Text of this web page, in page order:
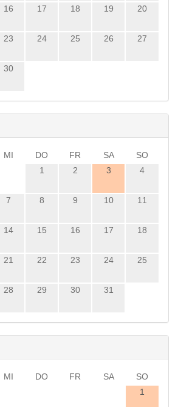
16 17 18 19 20
23 24 25 26 27
30
MI DO FR SA
SO
1
2 3 4
7 8 9 10 11
14 15 16 17 18
21 22 23 24 25
28 29 30 31
MI DO FR SA
SO
1